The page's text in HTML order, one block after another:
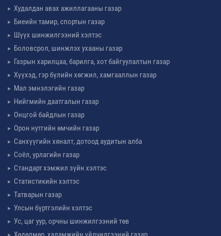
Худалдан авах ажиллагааны газар
Биеийн тамир, спортын газар
Шүүх шинжилгээний хэлтэс
Боловсрол, шинжлэх ухааны газар
Газрын харилцаа, барилга, хот байгуулалтын газар
Хүүхэд, гэр бүлийн хөгжил, хамгааллын газар
Мал эмнэлэгийн газар
Нийгмийн даатгалын газар
Онцгой байдлын газар
Орон нутгийн өмчийн газар
Санхүүгийн хяналт, дотоод аудитын алба
Соёл, урлагийн газар
Стандарт хэмжил зүйн хэлтэс
Статистикийн хэлтэс
Татварын газар
Улсын бүртгэлийн хэлтэс
Ус, цаг уур, орчны шинжилгээний төв